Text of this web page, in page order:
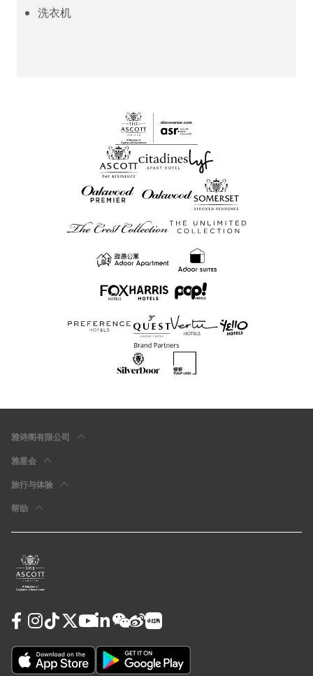
洗衣机
雅诗阁有限公司
雅星会
旅行与体验
帮助